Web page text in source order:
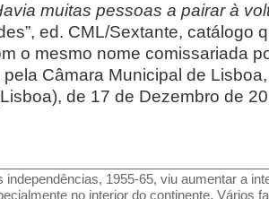
muitas pessoas a pairar à
ed. CML/Sextante, catálogo
o mesmo nome comissariada
Câmara Municipal de
de 17 de Dezembro de
independências, 1955-65, viu aumentar a
no interior do continente. Vários